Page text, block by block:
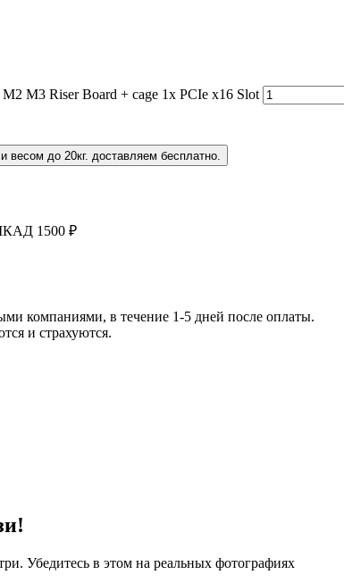
M3 Riser Board + cage 1x PCIe x16 Slot
весом до 20кг. доставляем бесплатно.
1500 ₽
компаниями, в течение 1-5 дней после оплаты.
и страхуются.
Убедитесь в этом на реальных фотографиях